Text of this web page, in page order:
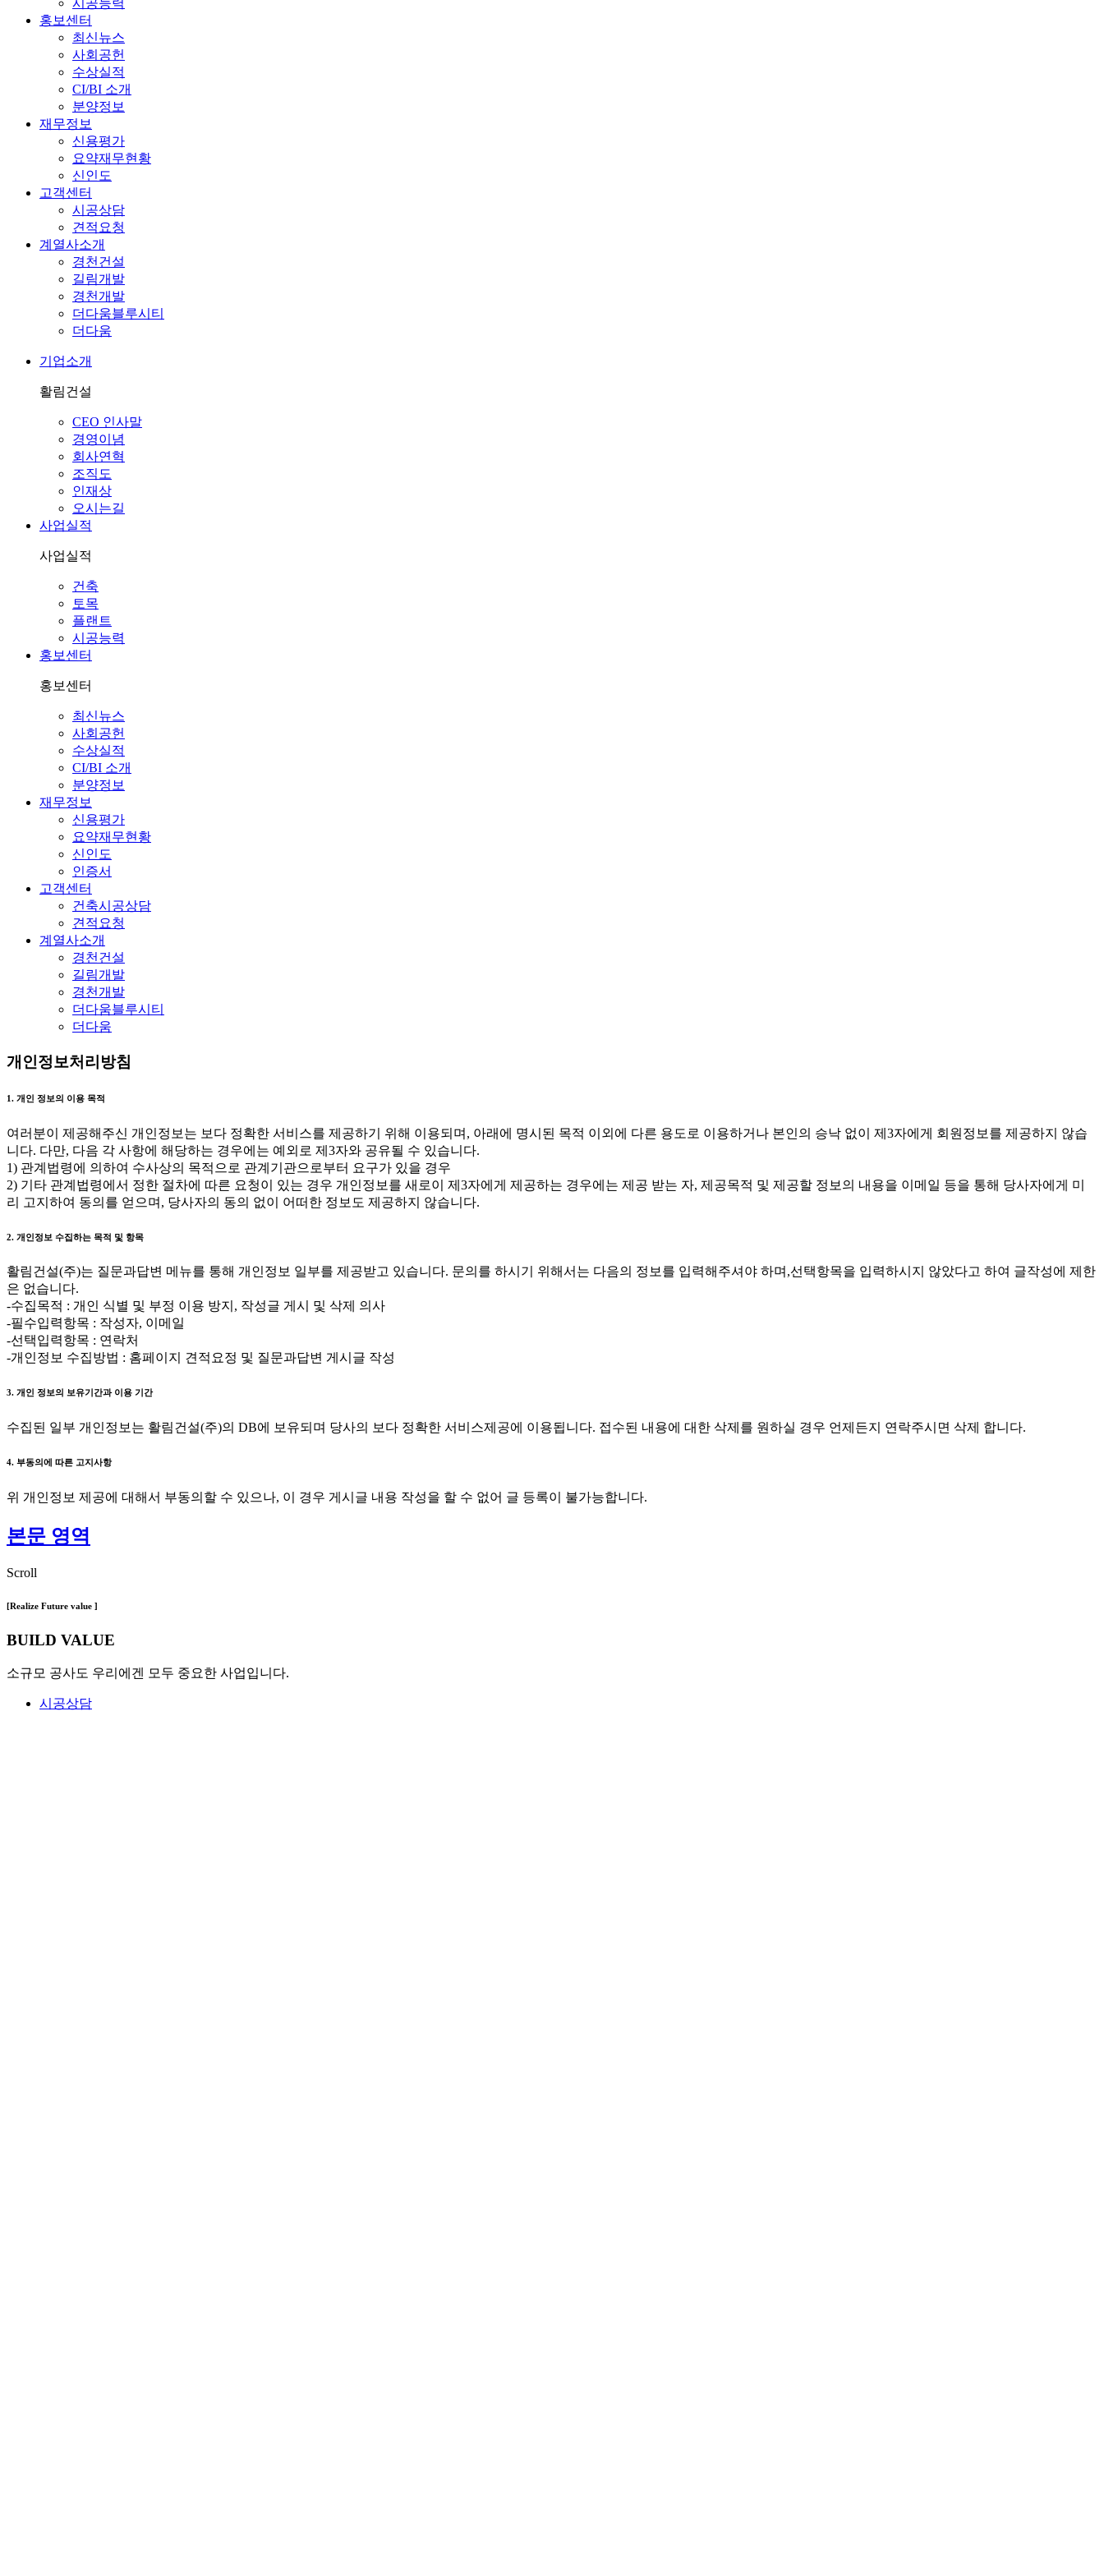
홍보센터
최신뉴스
사회공헌
수상실적
CI/BI 소개
분양정보
재무정보
신용평가
요약재무현황
신인도
고객센터
시공상담
견적요청
계열사소개
경천건설
길림개발
경천개발
더다움블루시티
더다움
기업소개
활림건설
CEO 인사말
경영이념
회사연혁
조직도
인재상
오시는길
사업실적
사업실적
건축
토목
플랜트
시공능력
홍보센터
홍보센터
최신뉴스
사회공헌
수상실적
CI/BI 소개
분양정보
재무정보
신용평가
요약재무현황
신인도
인증서
고객센터
건축시공상담
견적요청
계열사소개
경천건설
길림개발
경천개발
더다움블루시티
더다움
개인정보처리방침
1. 개인 정보의 이용 목적
여러분이 제공해주신 개인정보는 보다 정확한 서비스를 제공하기 위해 이용되며, 아래에 명시된 목적 이외에 다른 용도로 이용하거나 본인의 승낙 없이 제3자에게 회원정보를 제공하지 않습
니다. 다만, 다음 각 사항에 해당하는 경우에는 예외로 제3자와 공유될 수 있습니다.
1) 관계법령에 의하여 수사상의 목적으로 관계기관으로부터 요구가 있을 경우
2) 기타 관계법령에서 정한 절차에 따른 요청이 있는 경우 개인정보를 새로이 제3자에게 제공하는 경우에는 제공 받는 자, 제공목적 및 제공할 정보의 내용을 이메일 등을 통해 당사자에게 미
리 고지하여 동의를 얻으며, 당사자의 동의 없이 어떠한 정보도 제공하지 않습니다.
2. 개인정보 수집하는 목적 및 항목
활림건설(주)는 질문과답변 메뉴를 통해 개인정보 일부를 제공받고 있습니다. 문의를 하시기 위해서는 다음의 정보를 입력해주셔야 하며,선택항목을 입력하시지 않았다고 하여 글작성에 제한
은 없습니다.
-수집목적 : 개인 식별 및 부정 이용 방지, 작성글 게시 및 삭제 의사
-필수입력항목 : 작성자, 이메일
-선택입력항목 : 연락처
-개인정보 수집방법 : 홈페이지 견적요정 및 질문과답변 게시글 작성
3. 개인 정보의 보유기간과 이용 기간
수집된 일부 개인정보는 활림건설(주)의 DB에 보유되며 당사의 보다 정확한 서비스제공에 이용됩니다. 접수된 내용에 대한 삭제를 원하실 경우 언제든지 연락주시면 삭제 합니다.
4. 부동의에 따른 고지사항
위 개인정보 제공에 대해서 부동의할 수 있으나, 이 경우 게시글 내용 작성을 할 수 없어 글 등록이 불가능합니다.
본문 영역
Scroll
[Realize Future value ]
BUILD VALUE
소규모 공사도 우리에겐 모두 중요한 사업입니다.
시공상담